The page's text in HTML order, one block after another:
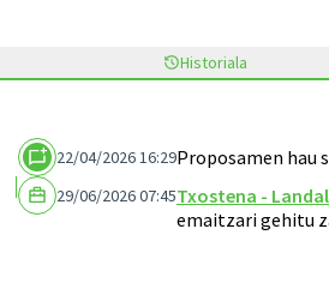
Historiala
22/04/2026 16:29Proposamen hau
29/06/2026 07:45Txostena -
emaitzari gehitu